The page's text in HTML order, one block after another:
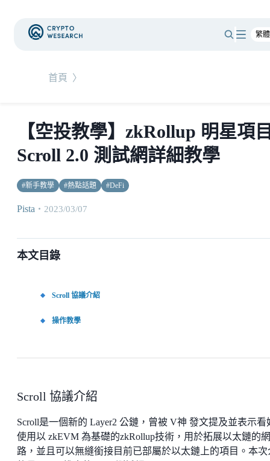
首頁 〉
【空投教學】zkRollup 明星項
Scroll 2.0 測試網詳細教學
#新手教學 #熱點話題 #DeFi
Pista ・ 2023/03/07
本文目錄
Scroll 協議介紹
操作教學
Scroll 協議介紹
Scroll是一個新的 Layer2 公鏈，曾被 V神 發文提及並表示看
使用以 zkEVM 為基礎的zkRollup技術，用於拓展以太鏈的網
路，並且可以無縫銜接目前已部屬於以太鏈上的項目。本次